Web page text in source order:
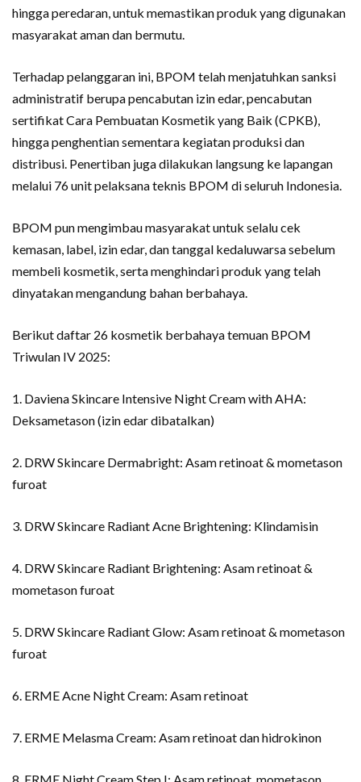
hingga peredaran, untuk memastikan produk yang digunakan
masyarakat aman dan bermutu.
Terhadap pelanggaran ini, BPOM telah menjatuhkan sanksi
administratif berupa pencabutan izin edar, pencabutan
sertifikat Cara Pembuatan Kosmetik yang Baik (CPKB),
hingga penghentian sementara kegiatan produksi dan
distribusi. Penertiban juga dilakukan langsung ke lapangan
melalui 76 unit pelaksana teknis BPOM di seluruh Indonesia.
BPOM pun mengimbau masyarakat untuk selalu cek
kemasan, label, izin edar, dan tanggal kedaluwarsa sebelum
membeli kosmetik, serta menghindari produk yang telah
dinyatakan mengandung bahan berbahaya.
Berikut daftar 26 kosmetik berbahaya temuan BPOM
Triwulan IV 2025:
1. Daviena Skincare Intensive Night Cream with AHA:
Deksametason (izin edar dibatalkan)
2. DRW Skincare Dermabright: Asam retinoat & mometason
furoat
3. DRW Skincare Radiant Acne Brightening: Klindamisin
4. DRW Skincare Radiant Brightening: Asam retinoat &
mometason furoat
5. DRW Skincare Radiant Glow: Asam retinoat & mometason
furoat
6. ERME Acne Night Cream: Asam retinoat
7. ERME Melasma Cream: Asam retinoat dan hidrokinon